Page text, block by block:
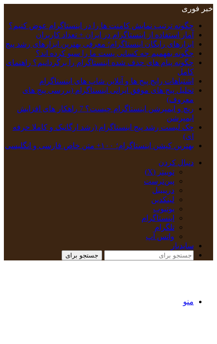
خبر فوری
چگونه ترتیب نمایش کامنت‌ ها را در اینستاگرام عوض کنیم؟
آمار استفاده از اینستاگرام در ایران + تعداد کاربران
ابزارهای رایگان اینستاگرام؛ معرفی بهترین ابزارهای رشد پیج
چگونه بفهمیم چه کسانی پست ما را سیو کرده اند؟
چگونه پیام‌ های حذف‌ شده اینستاگرام را برگردانیم؟ راهنمای
کامل
اشتباهات رایج پیج ها و آنلاین شاپ های اینستاگرام
تحلیل پیج‌ های موفق ایرانی اینستاگرام (بررسی پیج های
معروف)
ریچ و ایمپرشن اینستاگرام چیست؟ 7 راهکار های افزایش
ایمپرشن
چک‌ لیست رشد پیج اینستاگرام (رشد ارگانیک و کاملا حرفه
ای)
بهترین کپشن‌ اینستاگرام؛ ۱۰۰+ متن خاص فارسی و انگلیسی
دنبال کردن
توییتر (X)
‫پین‌ترست
دریبببل
لینکدین
یوتیوب
اینستاگرام
تلگرام
واتس آپ
سایدبار
جستجو برای
منو